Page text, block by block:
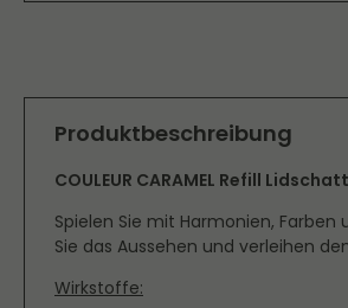
Produktbeschreibung
COULEUR CARAMEL Refill
Spielen Sie mit Harmonien,
Sie das Aussehen und verleihen
Wirkstoffe: